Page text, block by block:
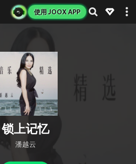
使用 JOOX APP
锁上记忆
潘越云